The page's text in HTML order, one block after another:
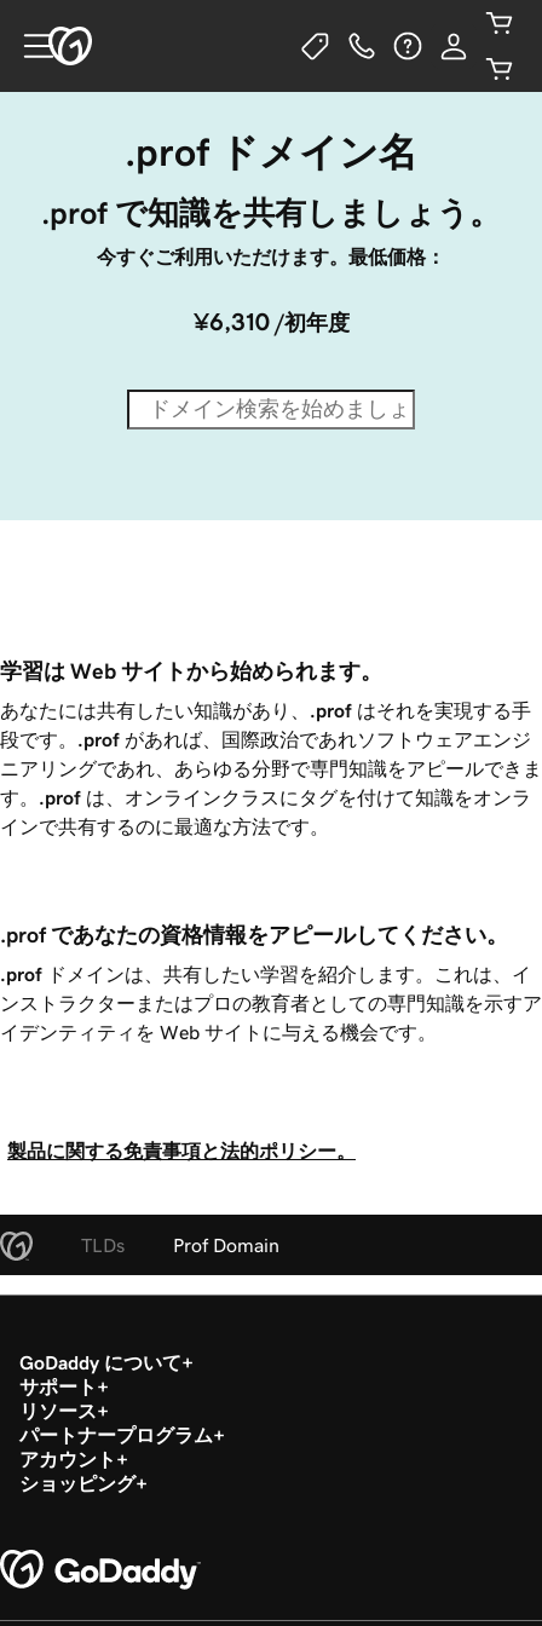
.prof ドメイン名
.prof で知識を共有しましょう。
今すぐご利用いただけます。最低価格：
¥6,310 /初年度
学習は Web サイトから始められます。
あなたには共有したい知識があり、 .prof はそれを実現する手
段です。
.prof があれば、国際政治であれソフトウェアエンジ
ニアリングであれ、あらゆる分野で専門知識をアピールできま
す。
.prof は、オンラインクラスにタグを付けて知識をオンラ
インで共有するのに最適な方法です。
.prof であなたの資格情報をアピールしてください。
.prof ドメインは、共有したい学習を紹介します。これは、イ
ンストラクターまたはプロの教育者としての専門知識を示すア
イデンティティを Web サイトに与える機会です。
製品に関する免責事項と法的ポリシー。
TLDs Prof Domain
GoDaddy について
サポート
リソース
パートナープログラム
アカウント
ショッピング